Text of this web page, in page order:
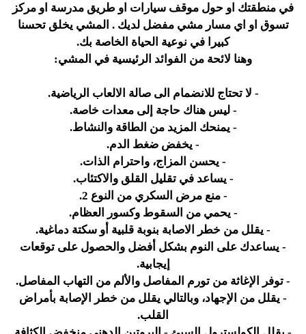
في منطقتك او حول موقف سيارات او طريق مدرسة او مركز
تسوق او اي مسار مشي مفضل لديك . المشي يخلق تحسنا
كبيرا في نوعية الحياة الخاصة بك.
وهنا لائحة من الفوائد الرئيسية في المشي:
- لا تحتاج للانضمام الى صالة الالعاب الرياضية.
- ليس هناك حاجة إلى معدات خاصة.
- يمنحك المزيد من الطاقة والنشاط.
- يخفض ضغط الدم.
- يحسن المزاج، واحترام الذات.
- يساعد في تقليل القلق والاكتئاب.
- منع مرض السكري من النوع 2.
- يحمي من السقوط وكسور العظام.
- يقلل من خطر الاصابة بنوبة قلبية أو سكتة دماغية.
- يساعدك على النوم بشكل أفضل والحصول على توقعات
إيجابية.
- توفر الإغاثة من تورم المفاصل والألم من التهاب المفاصل.
- يقلل من الإجهاد، وبالتالي يقلل من خطر الإصابة بأمراض
القلب.